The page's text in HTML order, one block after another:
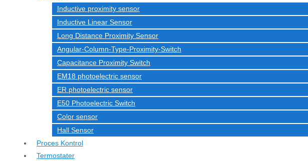
Inductive proximity sensor
Inductive Linear Sensor
Long Distance Proximity Sensor
Angular-Column-Type-Proximity-Switch
Capacitance Proximity Switch
EM18 photoelectric sensor
ER photoelectric sensor
E50 Photoelectric Switch
Color sensor
Hall Sensor
Proces Kontrol
Termostater